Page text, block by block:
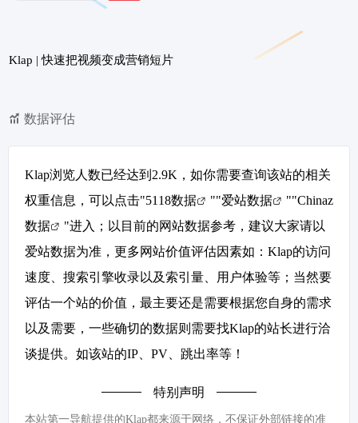
Klap | 快速把视频变成营销短片
数据评估
Klap浏览人数已经达到2.9K，如你需要查询该站的相关
权重信息，可以点击"5118数据 ""爱站数据 ""Chinaz
数据
"进入；以目前的网站数据参考，建议大家请以
爱站数据为准，更多网站价值评估因素如：Klap的访问
速度、搜索引擎收录以及索引量、用户体验等；当然要
评估一个站的价值，最主要还是需要根据您自身的需求
以及需要，一些确切的数据则需要找Klap的站长进行洽
谈提供。如该站的IP、PV、跳出率等！
特别声明
本站第一导航提供的Klap都来源于网络，不保证外部链接的准